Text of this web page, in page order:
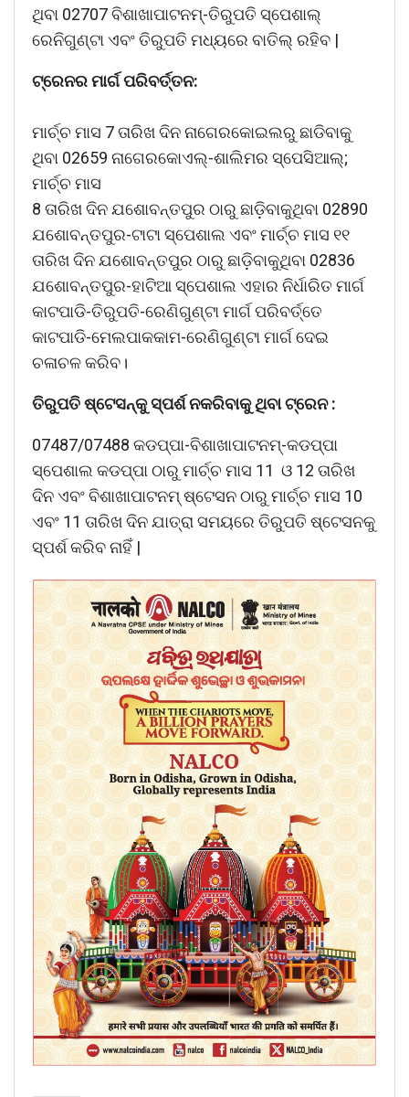
ଥିବା 02707 ବିଶାଖାପାଟନମ୍-ତିରୁପତି ସ୍ପେଶାଲ୍
ରେନିଗୁଣ୍ଟା ଏବଂ ତିରୁପତି ମଧ୍ୟରେ ବାତିଲ୍ ରହିବ |
ଟ୍ରେନର ମାର୍ଗ ପରିବର୍ତ୍ତନ:
ମାର୍ଚ୍ଚ ମାସ 7 ତାରିଖ ଦିନ ନାଗେରକୋଇଲରୁ ଛାଡିବାକୁ
ଥିବା 02659 ନାଗେରକୋଏଲ୍-ଶାଲିମର ସ୍ପେସିଆଲ୍;
ମାର୍ଚ୍ଚ ମାସ
8 ତାରିଖ ଦିନ ଯଶୋବନ୍ତପୁର ଠାରୁ ଛାଡ଼ିବାକୁଥିବା 02890
ଯଶୋବନ୍ତପୁର-ଟାଟା ସ୍ପେଶାଲ ଏବଂ ମାର୍ଚ୍ଚ ମାସ ୧୧
ତାରିଖ ଦିନ ଯଶୋବନ୍ତପୁର ଠାରୁ ଛାଡ଼ିବାକୁଥିବା 02836
ଯଶୋବନ୍ତପୁର-ହାଟିଆ ସ୍ପେଶାଲ ଏହାର ନିର୍ଧାରିତ ମାର୍ଗ
କାଟପାଡି-ତିରୁପତି-ରେଣିଗୁଣ୍ଟା ମାର୍ଗ ପରିବର୍ତ୍ତେ
କାଟପାଡି-ମେଲପାକକାମ-ରେଣିଗୁଣ୍ଟା ମାର୍ଗ ଦେଇ
ଚଳାଚଳ କରିବ।
ତିରୁପତି ଷ୍ଟେସନ୍କୁ ସ୍ପର୍ଶ ନକରିବାକୁ ଥିବା ଟ୍ରେନ :
07487/07488 କଡପ୍ପା-ବିଶାଖାପାଟନମ୍-କଡପ୍ପା
ସ୍ପେଶାଲ କଡପ୍ପା ଠାରୁ ମାର୍ଚ୍ଚ ମାସ 11 ଓ 12 ତାରିଖ
ଦିନ ଏବଂ ବିଶାଖାପାଟନମ୍ ଷ୍ଟେସନ ଠାରୁ ମାର୍ଚ୍ଚ ମାସ 10
ଏବଂ 11 ତାରିଖ ଦିନ ଯାତ୍ରା ସମୟରେ ତିରୁପତି ଷ୍ଟେସନକୁ
ସ୍ପର୍ଶ କରିବ ନାହିଁ |